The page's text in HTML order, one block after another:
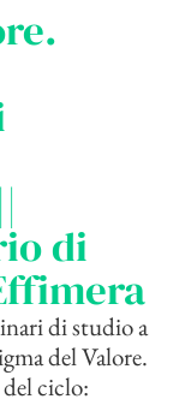
di
di studio a
del Valore.
ciclo: